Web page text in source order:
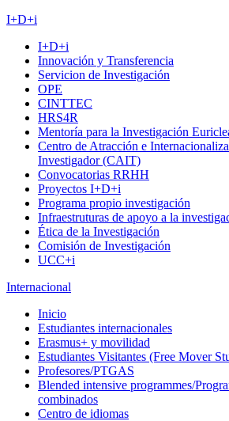
I+D+i
I+D+i
Innovación y Transferencia
Servicion de Investigación
OPE
CINTTEC
HRS4R
Mentoría para la Investigación
Centro de Atracción e
Investigador (CAIT)
Convocatorias RRHH
Proyectos I+D+i
Programa propio investigación
Infraestruturas de apoyo a la
Ética de la Investigación
Comisión de Investigación
UCC+i
Internacional
Inicio
Estudiantes internacionales
Erasmus+ y movilidad
Estudiantes Visitantes (Free Mover
Profesores/PTGAS
Blended intensive programmes/
combinados
Centro de idiomas